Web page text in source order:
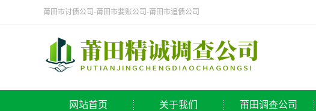
莆田市讨债公司-莆田市要账公司-莆田市追债公司
网站首页 关于我们 莆田调查公司